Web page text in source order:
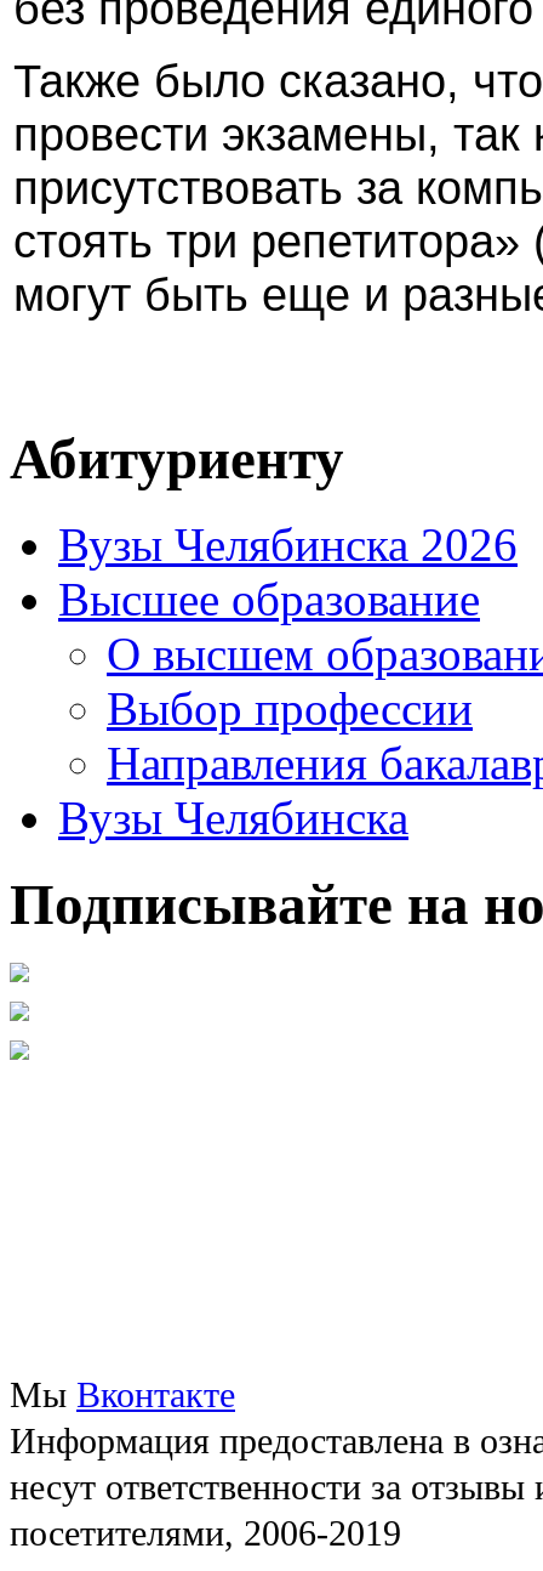
Также было сказано,
провести экзамены,
присутствовать за
стоять три репетитора»
могут быть еще и
Абитуриенту
Вузы Челябинска 2026
Высшее образование
О высшем
Выбор профессии
Направления
Вузы Челябинска
Подписывайте на
Мы Вконтакте
Информация предоставлена в
несут ответственности за
посетителями, 2006-2019